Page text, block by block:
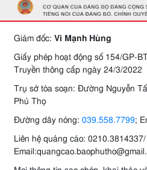
Giám đốc: Vi Mạnh Hùng
Giấy phép hoạt động số 154/GP-
Truyền thông cấp ngày 24/3/2022
Trụ sở tòa soạn: Đường Nguyễn
Phú Thọ
Đường dây nóng: 039.558.7799;
Liên hệ quảng cáo: